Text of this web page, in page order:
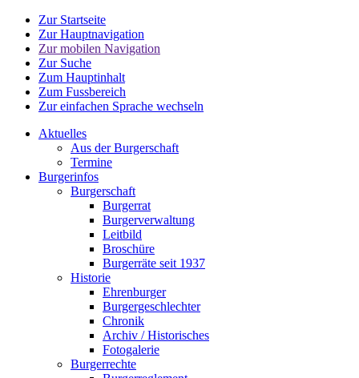
Zur Startseite
Zur Hauptnavigation
Zur mobilen Navigation
Zur Suche
Zum Hauptinhalt
Zum Fussbereich
Zur einfachen Sprache wechseln
Aktuelles
Aus der Burgerschaft
Termine
Burgerinfos
Burgerschaft
Burgerrat
Burgerverwaltung
Leitbild
Broschüre
Burgerräte seit 1937
Historie
Ehrenburger
Burgergeschlechter
Chronik
Archiv / Historisches
Fotogalerie
Burgerrechte